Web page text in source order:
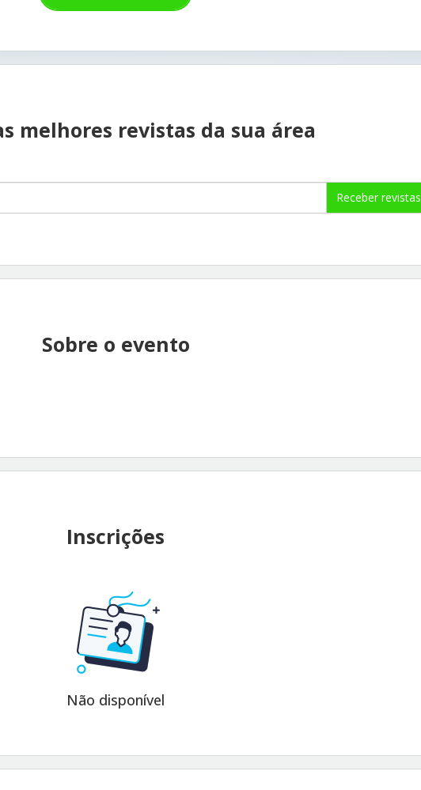
melhores revistas da sua área
Receber revistas
Sobre o evento
Inscrições
Não disponível